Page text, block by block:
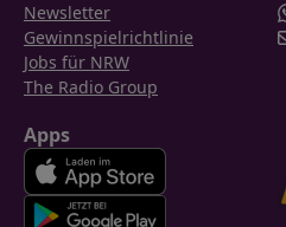
Newsletter
Gewinnspielrichtlinie
Jobs für NRW
The Radio Group
Apps